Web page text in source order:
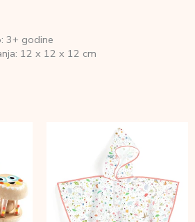
3+ godine
12 x 12 x 12 cm